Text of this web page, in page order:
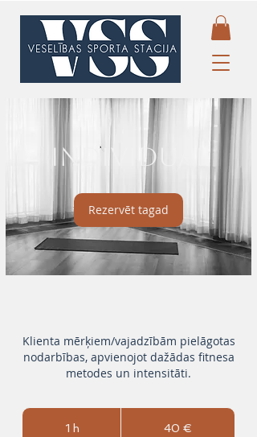
Individual
Rezervēt tagad
Klienta mērķiem/vajadzībām pielāgotas
nodarbības, apvienojot dažādas fitnesa
metodes un intensitāti.
1 h 40 €